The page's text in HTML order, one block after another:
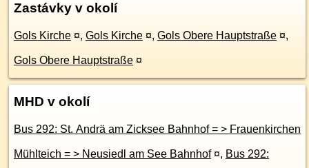
Zastávky v okolí
Gols Kirche ¤, Gols Kirche ¤, Gols Obere Hauptstraße ¤,
Gols Obere Hauptstraße ¤
MHD v okolí
Bus 292: St. Andrä am Zicksee Bahnhof = > Frauenkirchen
Mühlteich = > Neusiedl am See Bahnhof ¤, Bus 292: